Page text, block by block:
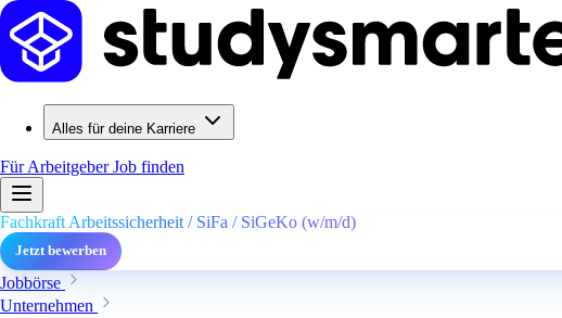
Alles für deine Karriere
Für ArbeitgeberJob finden
Fachkraft Arbeitssicherheit / SiFa / SiGeKo (w/m/d)
Jetzt bewerben
Jobbörse
Unternehmen